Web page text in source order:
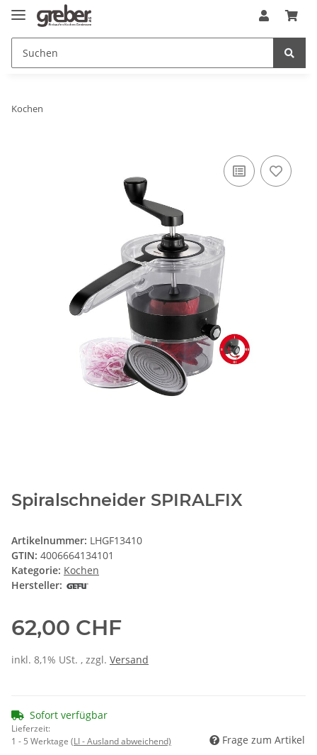
Kochen
Spiralschneider SPIRALFIX
Artikelnummer: LHGF13410
GTIN: 4006664134101
Kategorie: Kochen
Hersteller:
62,00 CHF
inkl. 8,1% USt. , zzgl. Versand
Sofort verfügbar
Lieferzeit:
1 - 5 Werktage (LI - Ausland abweichend) Frage zum Artikel